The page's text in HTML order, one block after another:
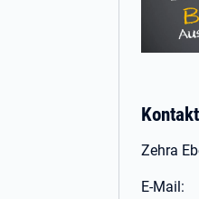
Zehra
E-Mail: